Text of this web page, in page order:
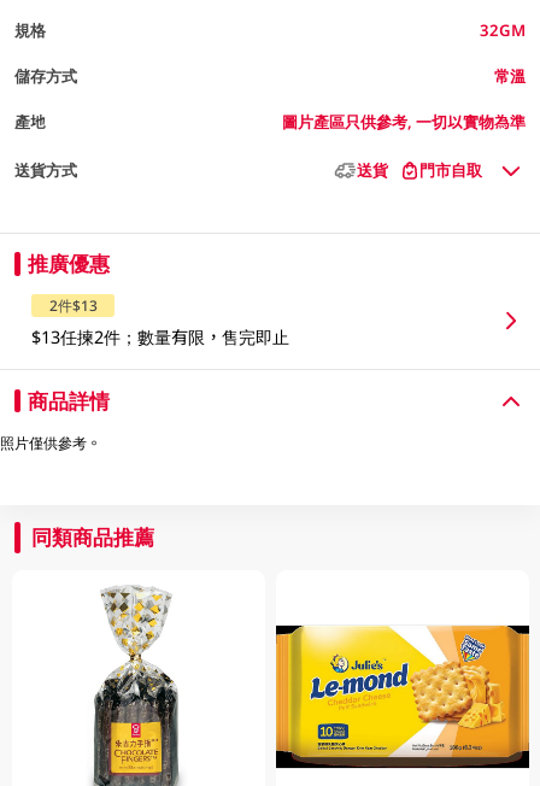
規格 32GM
儲存方式 常溫
產地 圖片產區只供參考, 一切以實物為準
送貨方式 送貨 門市自取
推廣優惠
2件$13
$13任揀2件；數量有限，售完即止
商品詳情
照片僅供參考。
同類商品推薦